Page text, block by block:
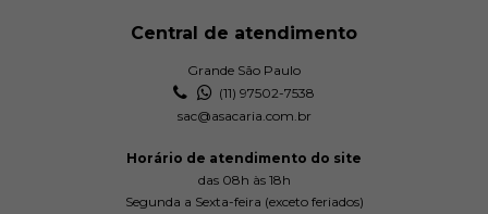
Central de atendimento
Grande São Paulo
(11) 97502-7538
sac@asacaria.com.br
Horário de atendimento do site
das 08h às 18h
Segunda a Sexta-feira (exceto feriados)